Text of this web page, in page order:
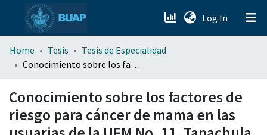
Log In (current)
menu.section.about_menu
Home Tesis
Tesis de Especialidad
Conocimiento sobre los factores de riesgo para cáncer de mama en las usuarias de la UFM No. 11, Tapachula, Chiapas
Conocimiento sobre los factores de
riesgo para cáncer de mama en las